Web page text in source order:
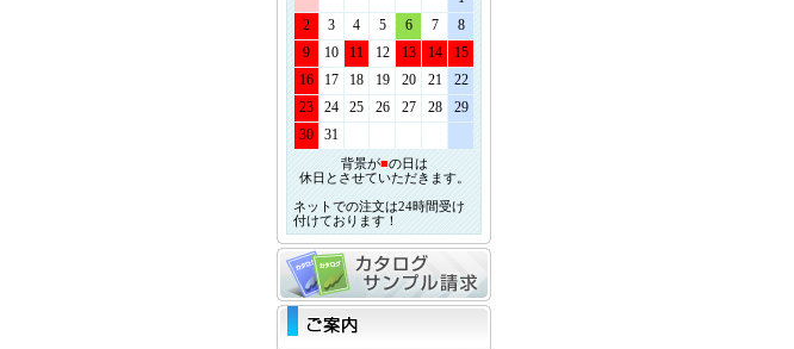
2
3 4 5 6 7
8
9
10 11 12 13 14
15
16
17 18 19 20 21
22
23
24 25 26 27 28
29
30
31
背景が■の日は
休日とさせていただきます。
ネットでの注文は24時間受け
付けております！